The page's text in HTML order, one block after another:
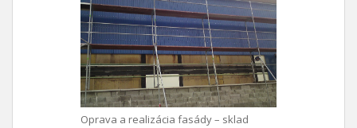
Oprava a realizácia fasády – sklad